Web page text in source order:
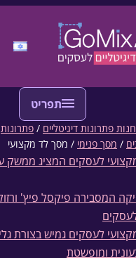
חנות פתרונות דיגיטליים / פתרונות
/ מסך פנימי / מסך לד מקצועי